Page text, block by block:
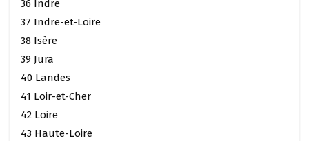
36 Indre
37 Indre-et-Loire
38 Isère
39 Jura
40 Landes
41 Loir-et-Cher
42 Loire
43 Haute-Loire